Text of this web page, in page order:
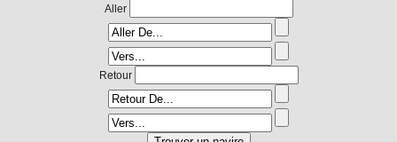
Aller
Retour